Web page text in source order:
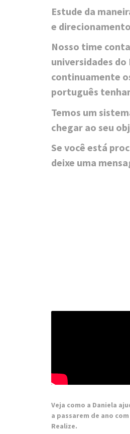
Estude da
e
Nosso time
universidades
continuamente
português
Temos um
chegar ao seu
Se você está
deixe uma
Veja como a Daniela
a passarem de ano
Realize.